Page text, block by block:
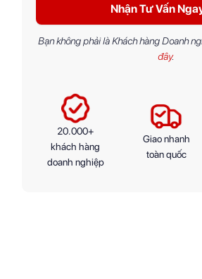
Nhận Tư Vấn
Bạn không phải là Khách hàng Doanh
đây.
20.000+
khách hàng
doanh nghiệp
Giao nhanh
toàn quốc